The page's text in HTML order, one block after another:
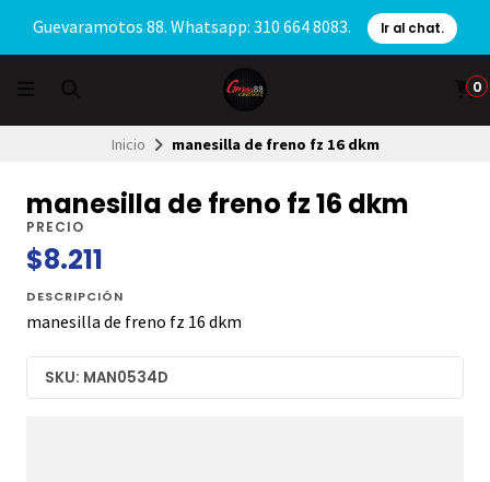
Guevaramotos 88. Whatsapp: 310 664 8083. Ir al chat.
0
Inicio manesilla de freno fz 16 dkm
manesilla de freno fz 16 dkm
PRECIO
$8.211
DESCRIPCIÓN
manesilla de freno fz 16 dkm
SKU: MAN0534D